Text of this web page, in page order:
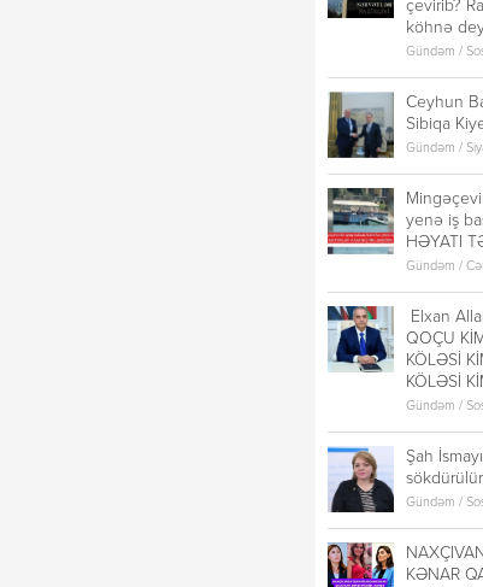
çevirib?
köhnə
Gündəm /
Ceyhun
Sibiqa
Gündəm /
yenə iş
HƏYATI
Gündəm /
Elxan
QOÇU
KÖLƏSİ
KÖLƏSİ
Gündəm /
Şah
sökdürülür
Gündəm /
KƏNAR